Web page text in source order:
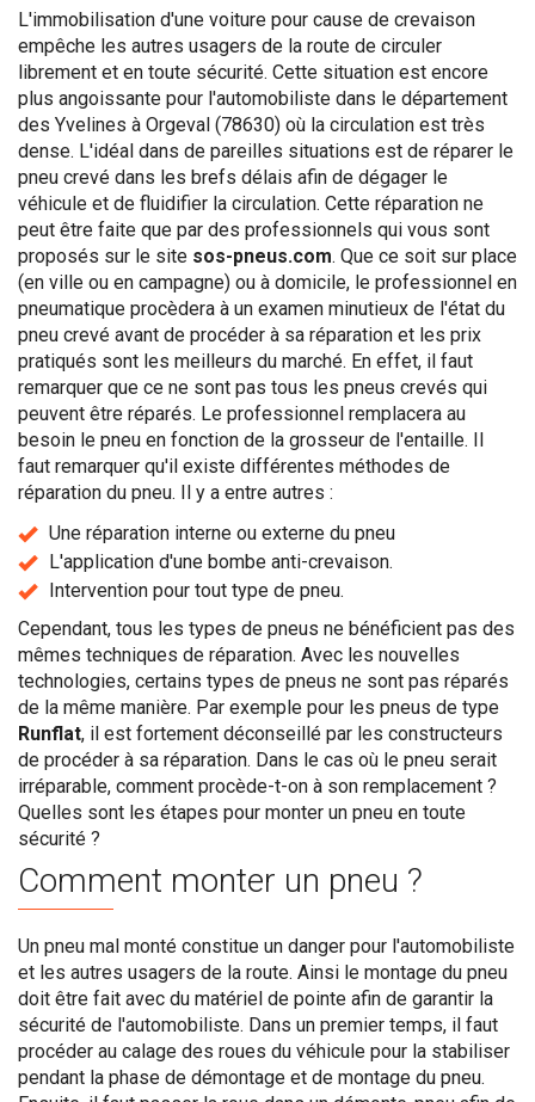
L'immobilisation d'une voiture pour cause de crevaison
empêche les autres usagers de la route de circuler
librement et en toute sécurité. Cette situation est encore
plus angoissante pour l'automobiliste dans le département
des Yvelines à Orgeval (78630) où la circulation est très
dense. L'idéal dans de pareilles situations est de réparer le
pneu crevé dans les brefs délais afin de dégager le
véhicule et de fluidifier la circulation. Cette réparation ne
peut être faite que par des professionnels qui vous sont
proposés sur le site sos-pneus.com. Que ce soit sur place
(en ville ou en campagne) ou à domicile, le professionnel en
pneumatique procèdera à un examen minutieux de l'état du
pneu crevé avant de procéder à sa réparation et les prix
pratiqués sont les meilleurs du marché. En effet, il faut
remarquer que ce ne sont pas tous les pneus crevés qui
peuvent être réparés. Le professionnel remplacera au
besoin le pneu en fonction de la grosseur de l'entaille. Il
faut remarquer qu'il existe différentes méthodes de
réparation du pneu. Il y a entre autres :
Une réparation interne ou externe du pneu
L'application d'une bombe anti-crevaison.
Intervention pour tout type de pneu.
Cependant, tous les types de pneus ne bénéficient pas des
mêmes techniques de réparation. Avec les nouvelles
technologies, certains types de pneus ne sont pas réparés
de la même manière. Par exemple pour les pneus de type
Runflat, il est fortement déconseillé par les constructeurs
de procéder à sa réparation. Dans le cas où le pneu serait
irréparable, comment procède-t-on à son remplacement ?
Quelles sont les étapes pour monter un pneu en toute
sécurité ?
Comment monter un pneu ?
Un pneu mal monté constitue un danger pour l'automobiliste
et les autres usagers de la route. Ainsi le montage du pneu
doit être fait avec du matériel de pointe afin de garantir la
sécurité de l'automobiliste. Dans un premier temps, il faut
procéder au calage des roues du véhicule pour la stabiliser
pendant la phase de démontage et de montage du pneu.